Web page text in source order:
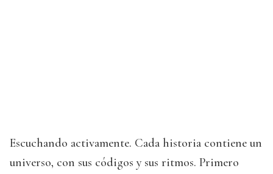
Escuchando activamente. Cada historia contiene un
universo, con sus códigos y sus ritmos. Primero